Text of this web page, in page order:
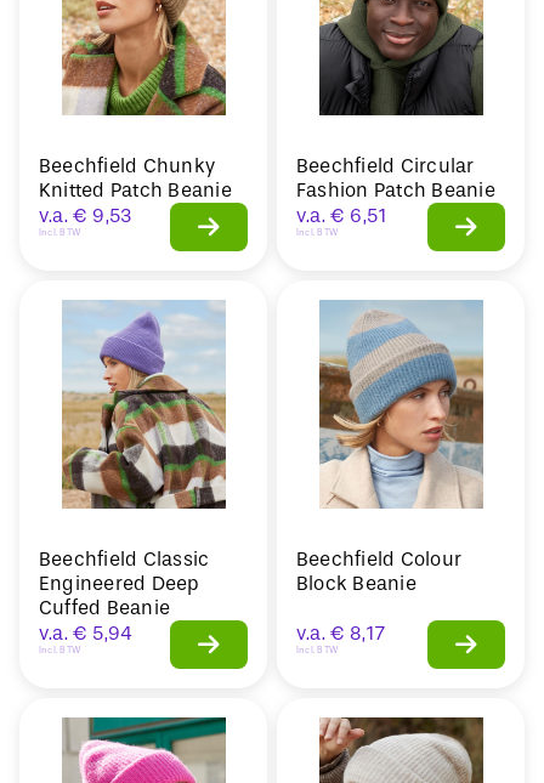
Beechfield Chunky
Knitted Patch Beanie
v.a. € 9,53
Incl. BTW
Beechfield Circular
Fashion Patch Beanie
v.a. € 6,51
Incl. BTW
Beechfield Classic
Engineered Deep
Cuffed Beanie
v.a. € 5,94
Incl. BTW
Beechfield Colour
Block Beanie
v.a. € 8,17
Incl. BTW